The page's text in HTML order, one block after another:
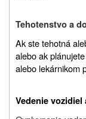
Tehotenstvo a
Ak ste tehotná
alebo ak
alebo lekárnikom
Vedenie